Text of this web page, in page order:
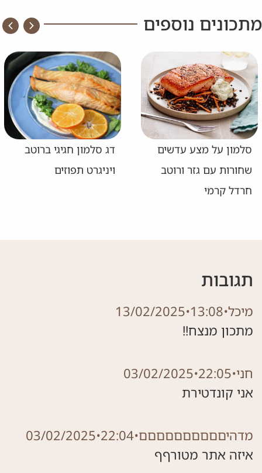
מתכונים נוספים
סלמון על מצע עדשים
שחורות עם גזר ורוטב
חרדל קרמי
דג סלמון חגיגי ברוטב
ויניגרט תפוזים
תגובות
מיכל•
13:08
•
13/02/2025
מתכון מנצח!!
חני•
22:05
•
03/02/2025
אני קונדטירת
מדהיםםםםםםםםםם•
22:04
•
03/02/2025
איזה אתר מטורףף